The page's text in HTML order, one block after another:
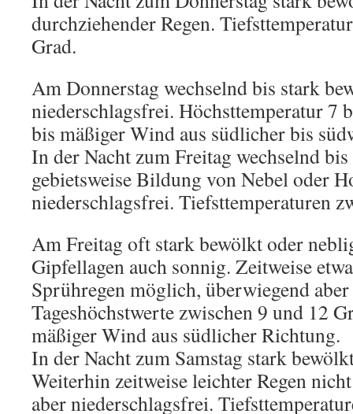
durchziehender Regen.
Grad.
Am Donnerstag wechselnd bis stark
niederschlagsfrei. Höchsttemperatur 7
bis mäßiger Wind aus südlicher bis
In der Nacht zum Freitag wechselnd
gebietsweise Bildung von Nebel oder
niederschlagsfrei. Tiefsttemperaturen
Am Freitag oft stark bewölkt oder
Gipfellagen auch sonnig. Zeitweise
Sprühregen möglich, überwiegend
Tageshöchstwerte zwischen 9 und 12
mäßiger Wind aus südlicher Richtung.
In der Nacht zum Samstag stark
Weiterhin zeitweise leichter Regen
aber niederschlagsfrei.